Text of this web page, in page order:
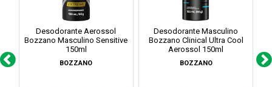
Desodorante Aerossol
Bozzano Masculino Sensitive
150ml
BOZZANO
Desodorante Masculino
Bozzano Clinical Ultra Cool
Aerossol 150ml
BOZZANO